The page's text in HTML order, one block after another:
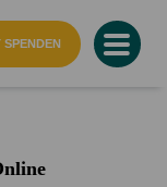
SPENDEN